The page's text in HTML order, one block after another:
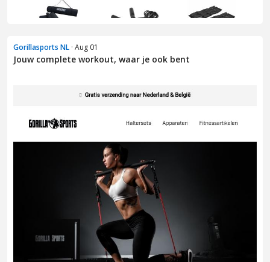
Gorillasports NL · Aug 01
Jouw complete workout, waar je ook bent